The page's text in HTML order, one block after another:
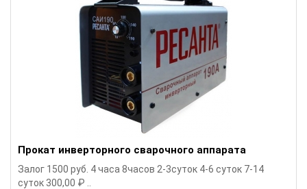
Прокат инверторного сварочного аппарата
Залог 1500 руб. 4 часа 8часов 2-3суток 4-6 суток 7-14
суток 300,00 ₽ ..